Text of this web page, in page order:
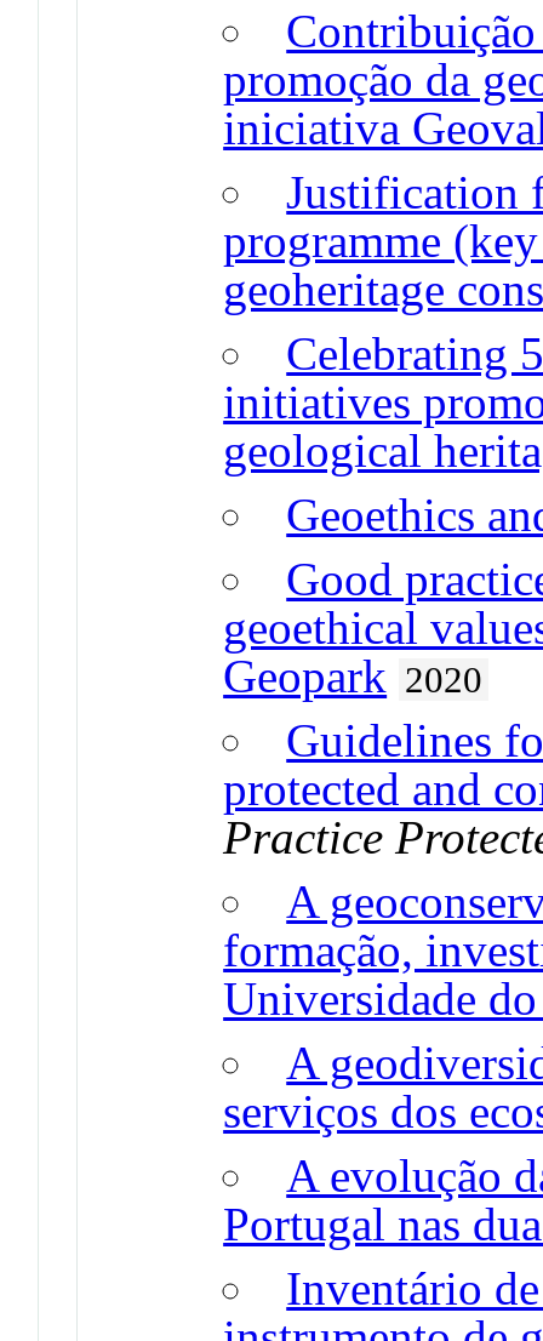
promoção da
iniciativa
Justification
programme
geoheritage
Celebrating
initiatives
geological
Geoethics
Good
geoethical
Geopark 2020
Guidelines
protected and
Practice
A
formação,
Universidade
A
serviços dos
A evolução
Portugal nas
Inventário